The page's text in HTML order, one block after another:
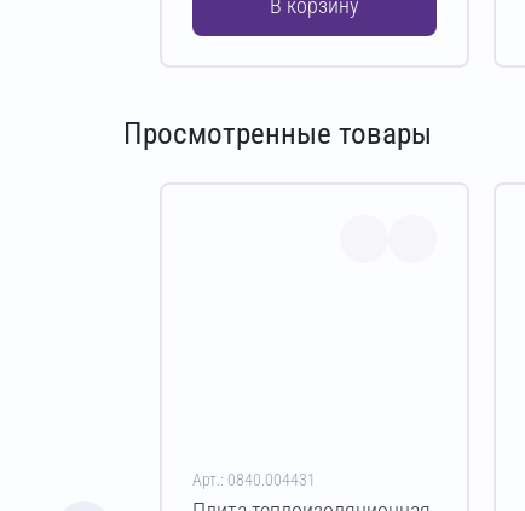
В корзину
Просмотренные товары
Арт.: 0840.004431